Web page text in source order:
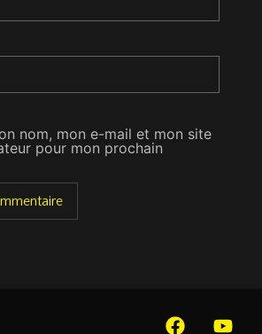
nom, mon e-mail et mon site
pour mon prochain